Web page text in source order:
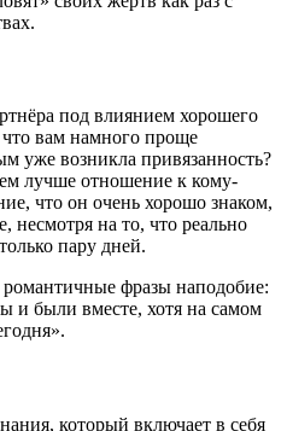
под влиянием хорошего
вам намного проще
уже возникла привязанность?
лучше отношение к кому-
что он очень хорошо знаком,
несмотря на то, что реально
пару дней.
романтичные фразы наподобие:
и были вместе, хотя на самом
который включает в себя